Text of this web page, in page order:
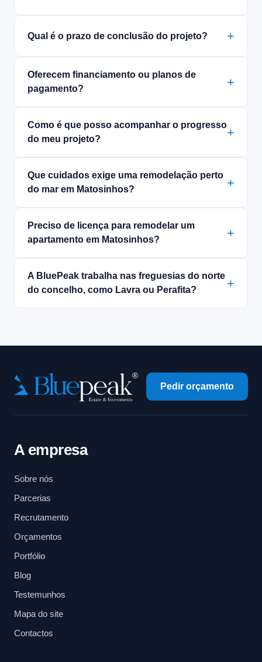
Qual é o prazo de conclusão do projeto?
Oferecem financiamento ou planos de
pagamento?
Como é que posso acompanhar o progresso
do meu projeto?
Que cuidados exige uma remodelação perto
do mar em Matosinhos?
Preciso de licença para remodelar um
apartamento em Matosinhos?
A BluePeak trabalha nas freguesias do norte
do concelho, como Lavra ou Perafita?
Pedir orçamento
A empresa
Sobre nós
Parcerias
Recrutamento
Orçamentos
Portfólio
Blog
Testemunhos
Mapa do site
Contactos